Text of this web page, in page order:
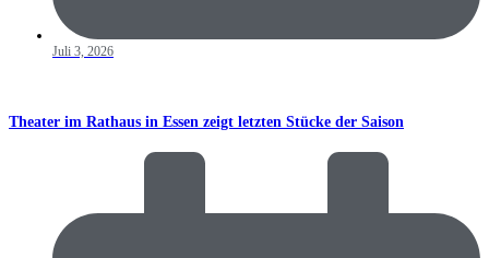
Juli 3, 2026
Theater im Rathaus in Essen zeigt letzten Stücke der Saison